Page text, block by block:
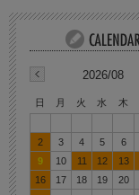
2026/08
日 月 火 水 木
2
3 4 5 6
9
10 11 12 13
16
17 18 19 20